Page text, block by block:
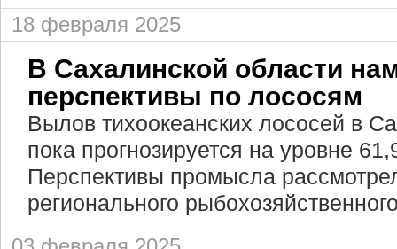
18 февраля 2025
В Сахалинской области
перспективы по лососям
Вылов тихоокеанских лососей в
пока прогнозируется на уровне
Перспективы промысла
регионального